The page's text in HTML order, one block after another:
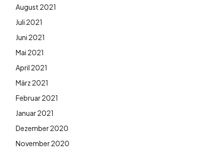
August 2021
Juli 2021
Juni 2021
Mai 2021
April 2021
März 2021
Februar 2021
Januar 2021
Dezember 2020
November 2020